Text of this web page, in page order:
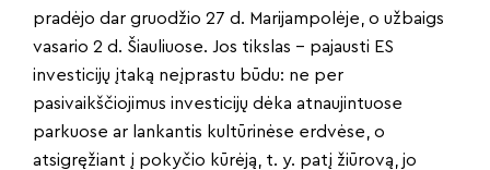
pradėjo dar gruodžio 27 d. Marijampolėje, o užbaigs
vasario 2 d. Šiauliuose. Jos tikslas – pajausti ES
investicijų įtaką neįprastu būdu: ne per
pasivaikščiojimus investicijų dėka atnaujintuose
parkuose ar lankantis kultūrinėse erdvėse, o
atsigręžiant į pokyčio kūrėją, t. y. patį žiūrovą, jo